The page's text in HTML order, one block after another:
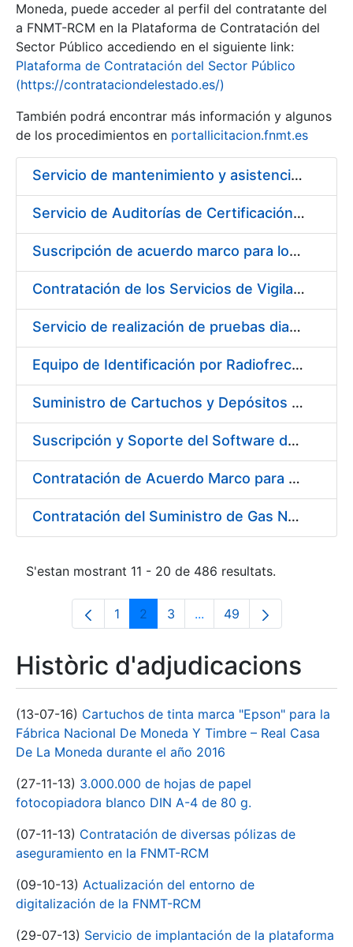
Mostra/Amaga
Moneda, puede acceder al perfil del contratante del
a FNMT-RCM en la Plataforma de Contratación del
Sector Público accediendo en el siguiente link:
Plataforma de Contratación del Sector Público
(https://contrataciondelestado.es/)
También podrá encontrar más información y algunos
de los procedimientos en portallicitacion.fnmt.es
Servicio de mantenimiento y asistencia técnica de equipos audiovisuales y alquiler de equipos de sonido y video y de interpretación simultánea en las instalaciones de la FNMT-RCM en Madrid
Servicio de Auditorías de Certificación de los sistemas de gestión de la FNMT-RCM
Suscripción de acuerdo marco para los Servicios de Catering y Almuerzos Protocolarios para eventos celebrados en la Real Casa de la Moneda – Fábrica Nacional de Moneda y Timbre
Contratación de los Servicios de Vigilancia de la Salud Individual y Colectiva y diversas actividades preventivas y sanitarias
Servicio de realización de pruebas diagnósticas de COVID-19
Equipo de Identificación por Radiofrecuencia (RFID)
Suministro de Cartuchos y Depósitos de Tinta Originales para Impresoras
Suscripción y Soporte del Software de Diseño Carveco
Contratación de Acuerdo Marco para el Suministro de Rodamientos y Material de Transmisiones para la Fábrica Nacional de Moneda y Timbre – Real Casa de la Moneda
Contratación del Suministro de Gas Natural para la Fábrica Nacional de Moneda y Timbre – Real Casa de Moneda, en sus centros de trabajo de Madrid y Burgos
S'estan mostrant 11 - 20 de 486 resultats.
Pàgina
1 Pàgina
2 Pàgina
3 ...Pàgines intermèdies
Pàgina
49
Històric d'adjudicacions
(13-07-16) Cartuchos de tinta marca "Epson" para la
Fábrica Nacional De Moneda Y Timbre – Real Casa
De La Moneda durante el año 2016
(27-11-13) 3.000.000 de hojas de papel
fotocopiadora blanco DIN A-4 de 80 g.
(07-11-13) Contratación de diversas pólizas de
aseguramiento en la FNMT-RCM
(09-10-13) Actualización del entorno de
digitalización de la FNMT-RCM
(29-07-13) Servicio de implantación de la plataforma